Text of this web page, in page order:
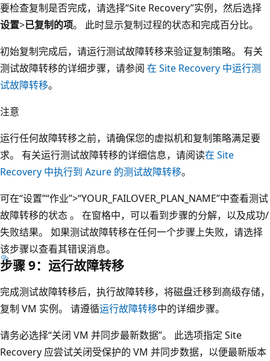
要检查复制是否完成，请选择“Site Recovery”实例，然后选择
设置>已复制的项。 此时显示复制过程的状态和完成百分比。
初始复制完成后，请运行测试故障转移来验证复制策略。 有关
测试故障转移的详细步骤，请参阅 在 Site Recovery 中运行测
试故障转移。
注意
运行任何故障转移之前，请确保您的虚拟机和复制策略满足要
求。 有关运行测试故障转移的详细信息，请阅读在 Site
Recovery 中执行到 Azure 的测试故障转移。
可在“设置”“作业”>“YOUR_FAILOVER_PLAN_NAME”中查看测试
故障转移的状态 。 在窗格中，可以看到步骤的分解，以及成功/
失败结果。 如果测试故障转移在任何一个步骤上失败，请选择
该步骤以查看其错误消息。
步骤 9：运行故障转移
完成测试故障转移后，执行故障转移，将磁盘迁移到高级存储，
复制 VM 实例。 请遵循运行故障转移中的详细步骤。
请务必选择“关闭 VM 并同步最新数据”。 此选项指定 Site
Recovery 应尝试关闭受保护的 VM 并同步数据，以便最新版本